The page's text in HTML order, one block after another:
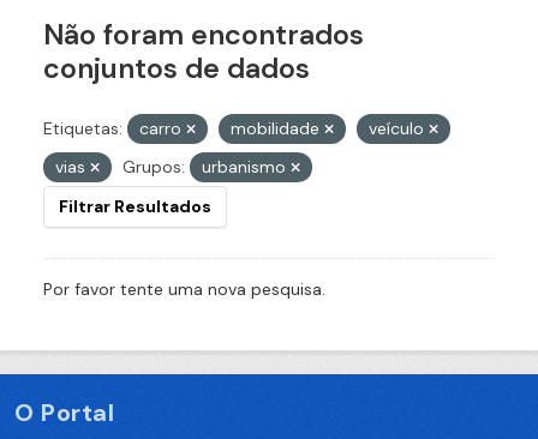
Não foram encontrados
conjuntos de dados
Etiquetas: carro mobilidade
veículo
vias
Grupos:
urbanismo
Filtrar Resultados
Por favor tente uma nova pesquisa.
O Portal